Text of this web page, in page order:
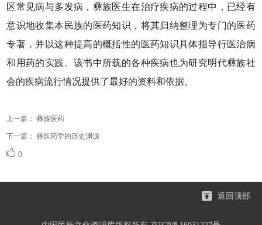
区常见病与多发病，彝族医生在治疗疾病的过程中，已经有
意识地收集本民族的医药知识，将其归纳整理为专门的医药
专著，并以这种提高的概括性的医药知识具体指导行医治病
和用药的实践。该书中所载的各种疾病也为研究明代彝族社
会的疾病流行情况提供了最好的资料和依据。
上一篇：彝族医药
下一篇：彝医药学的历史渊源
0
返回顶部